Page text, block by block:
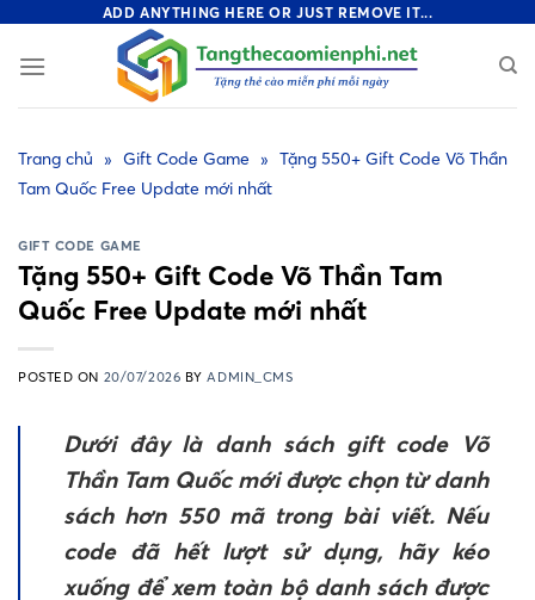
content
ADD ANYTHING HERE OR JUST REMOVE IT...
Trang chủ » Gift Code Game » Tặng 550+ Gift Code Võ Thần
Tam Quốc Free Update mới nhất
GIFT CODE GAME
Tặng 550+ Gift Code Võ Thần Tam
Quốc Free Update mới nhất
POSTED ON 20/07/2026 BYADMIN_CMS
Dưới đây là danh sách gift code Võ
Thần Tam Quốc mới được chọn từ danh
sách hơn 550 mã trong bài viết. Nếu
code đã hết lượt sử dụng, hãy kéo
xuống để xem toàn bộ danh sách được